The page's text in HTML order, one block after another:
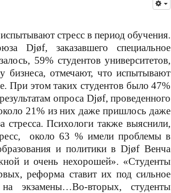
стресс в период обучения.
Djøf, заказавшего специальное
59%студентов университетов,
бизнеса, отмечают, что испытывают
При этом таких студентов было 47%
опроса Djøf, проведенного
21% из них даже пришлось даже
Психологи также выяснили,
около 63 % имели проблемы в
и политики в Djøf Венча
и очень нехорошей». «Студенты
реформа ставит их под сильное
экзамены…Во-вторых, студенты